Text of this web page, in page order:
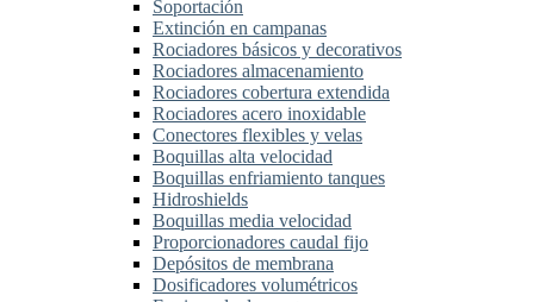
Soportación
Extinción en campanas
Rociadores básicos y decorativos
Rociadores almacenamiento
Rociadores cobertura extendida
Rociadores acero inoxidable
Conectores flexibles y velas
Boquillas alta velocidad
Boquillas enfriamiento tanques
Hidroshields
Boquillas media velocidad
Proporcionadores caudal fijo
Depósitos de membrana
Dosificadores volumétricos